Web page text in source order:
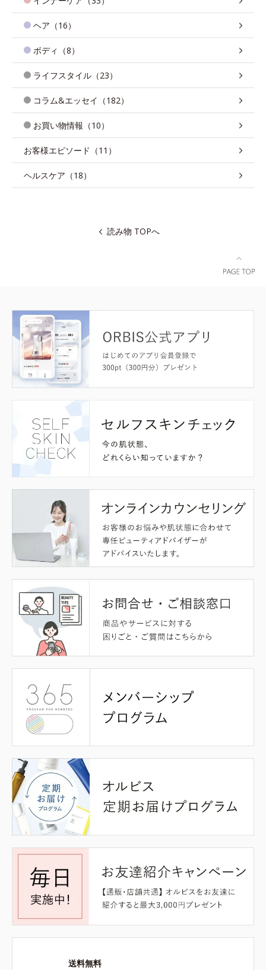
ヘア（16）
ボディ（8）
ライフスタイル（23）
コラム&エッセイ（182）
お買い物情報（10）
お客様エピソード（11）
ヘルスケア（18）
読み物 TOPへ
送料無料